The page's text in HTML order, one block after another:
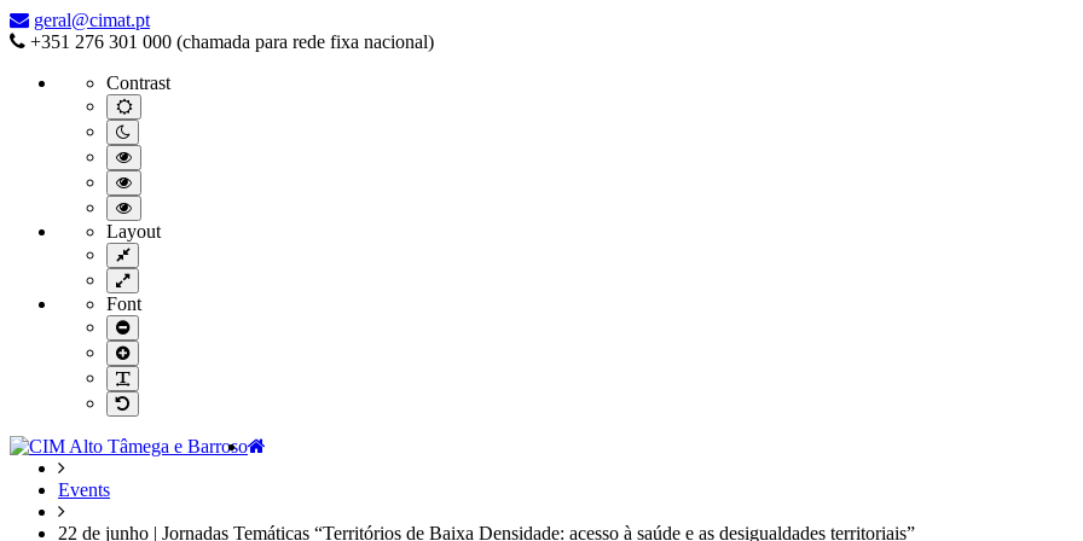
22
de
“Territórios
Densidade:
acesso
desigualdades
geral@cimat.pt
+351 276 301 000 (chamada para rede fixa nacional)
Contrast
Default
contrast
Night
contrast
Black
and
White
contrast
Black
and
Yellow
contrast
Yellow
and
Black
contrast
Layout
Fixed
layout
Wide
layout
Font
Smaller
Font
Larger
Font
Readable
Font
Default
Font
Events
22 de junho | Jornadas Temáticas “Territórios de Baixa Densidade: acesso à saúde e as desigualdades territoriais”